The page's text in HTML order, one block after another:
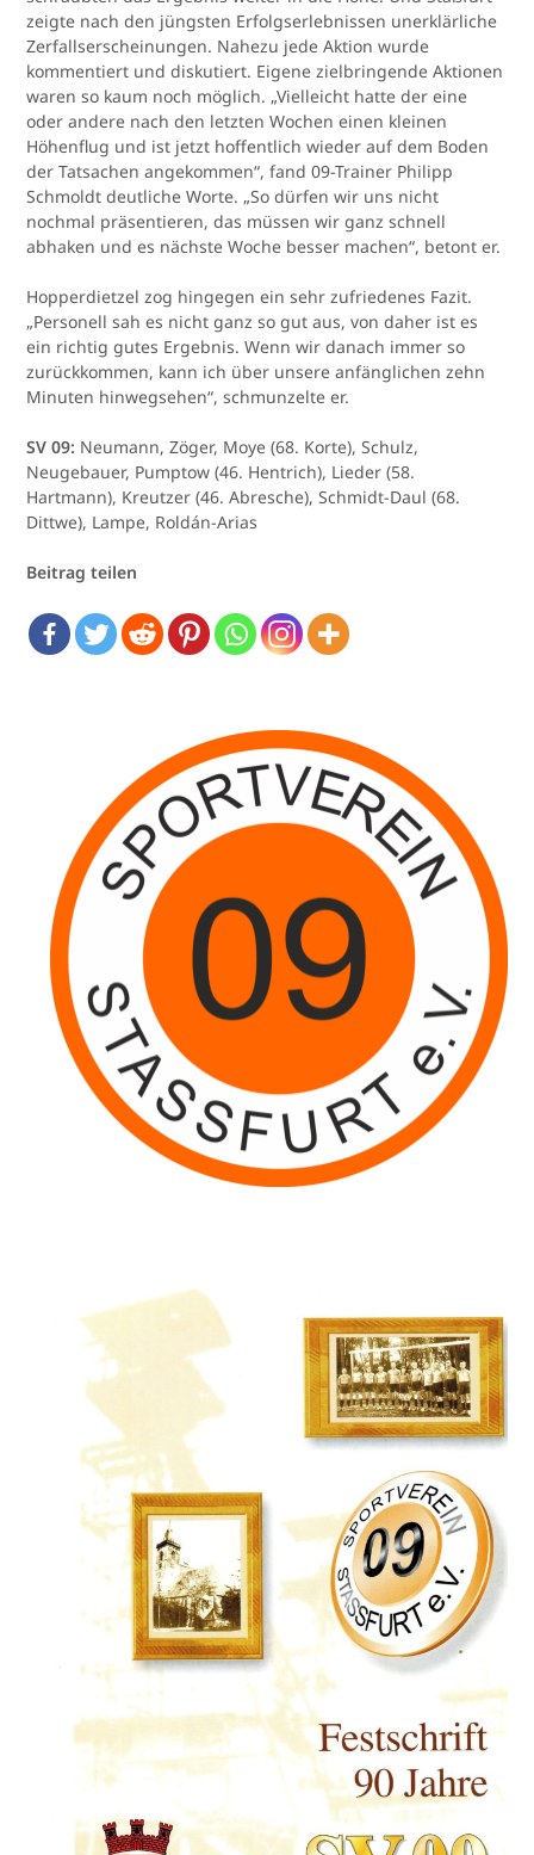
zeigte nach den jüngsten Erfolgserlebnissen unerklärliche
Zerfallserscheinungen. Nahezu jede Aktion wurde
kommentiert und diskutiert. Eigene zielbringende Aktionen
waren so kaum noch möglich. „Vielleicht hatte der eine
oder andere nach den letzten Wochen einen kleinen
Höhenflug und ist jetzt hoffentlich wieder auf dem Boden
der Tatsachen angekommen“, fand 09-Trainer Philipp
Schmoldt deutliche Worte. „So dürfen wir uns nicht
nochmal präsentieren, das müssen wir ganz schnell
abhaken und es nächste Woche besser machen“, betont er.
Hopperdietzel zog hingegen ein sehr zufriedenes Fazit.
„Personell sah es nicht ganz so gut aus, von daher ist es
ein richtig gutes Ergebnis. Wenn wir danach immer so
zurückkommen, kann ich über unsere anfänglichen zehn
Minuten hinwegsehen“, schmunzelte er.
SV 09: Neumann, Zöger, Moye (68. Korte), Schulz,
Neugebauer, Pumptow (46. Hentrich), Lieder (58.
Hartmann), Kreutzer (46. Abresche), Schmidt-Daul (68.
Dittwe), Lampe, Roldán-Arias
Beitrag teilen